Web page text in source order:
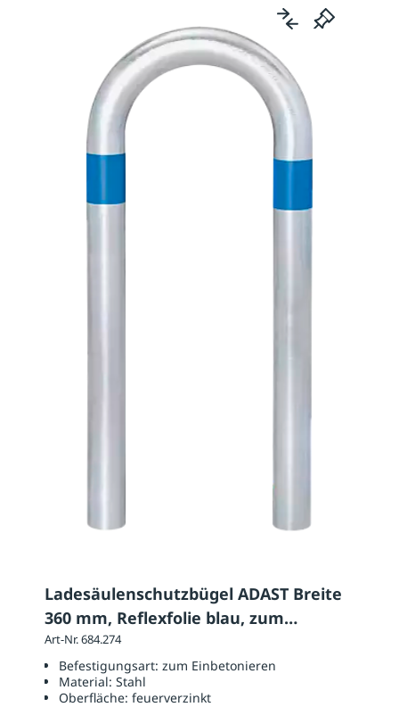
Ladesäulenschutzbügel ADAST Breite
360 mm, Reflexfolie blau, zum
Einbetonieren
Art-Nr. 684.274
Befestigungsart: zum Einbetonieren
Material: Stahl
Oberfläche: feuerverzinkt